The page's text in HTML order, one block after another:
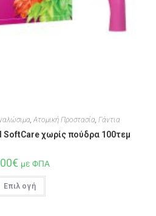
, Ατομική Προστασία, Γάντια
SoftCare χωρίς πούδρα 100τεμ
€ με ΦΠΑ
Επιλογή